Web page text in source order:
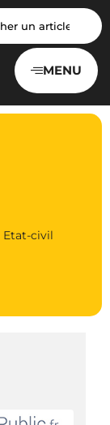
MENU
Etat-civil